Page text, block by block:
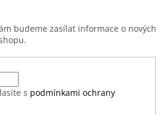
budeme zasílat informace o nových
s podmínkami ochrany